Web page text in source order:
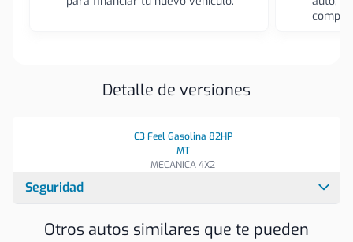
compra.
Detalle de versiones
C3 Feel Gasolina 82HP
MT
MECANICA 4X2
Seguridad
Antibloqueo De Frenos
Otros autos similares que te pueden